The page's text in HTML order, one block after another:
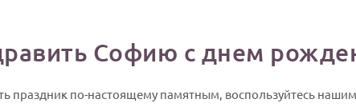
Софию с днем
праздник по-настоящему памятным, воспользуйтесь